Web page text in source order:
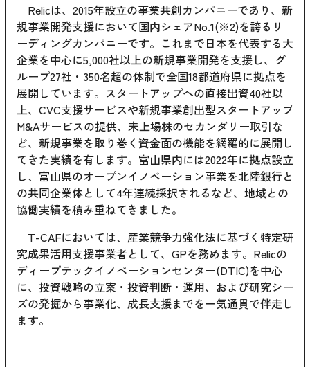
Relicは、2015年設立の事業共創カンパニーであり、新
規事業開発支援において国内シェアNo.1(※2)を誇るリ
ーディングカンパニーです。これまで日本を代表する大
企業を中心に5,000社以上の新規事業開発を支援し、グ
ループ27社・350名超の体制で全国18都道府県に拠点を
展開しています。スタートアップへの直接出資40社以
上、CVC支援サービスや新規事業創出型スタートアップ
M&Aサービスの提供、未上場株のセカンダリー取引な
ど、新規事業を取り巻く資金面の機能を網羅的に展開し
てきた実績を有します。富山県内には2022年に拠点設立
し、富山県のオープンイノベーション事業を北陸銀行と
の共同企業体として4年連続採択されるなど、地域との
協働実績を積み重ねてきました。
T-CAFにおいては、産業競争力強化法に基づく特定研
究成果活用支援事業者として、GPを務めます。Relicの
ディープテックイノベーションセンター(DTIC)を中心
に、投資戦略の立案・投資判断・運用、および研究シー
ズの発掘から事業化、成長支援までを一気通貫で伴走し
ます。